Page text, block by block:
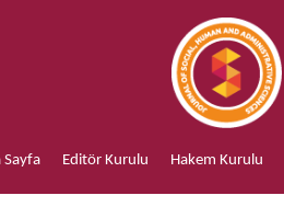
Sayfa Editör Kurulu Hakem Kurulu